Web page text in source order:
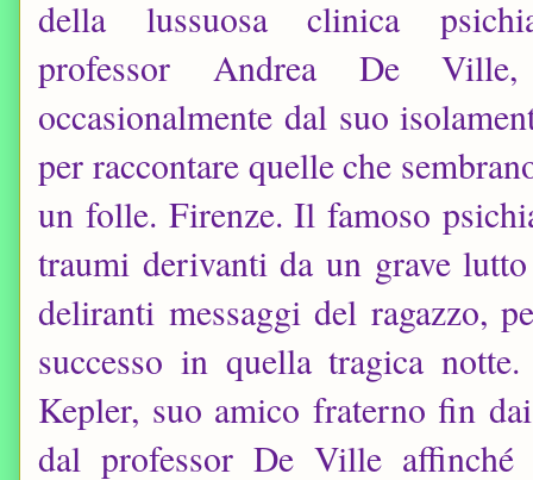
della lussuosa clinica
professor Andrea De Ville,
occasionalmente dal suo
per raccontare quelle che
un folle. Firenze. Il famoso
traumi derivanti da un grave
deliranti messaggi del ragazzo,
successo in quella tragica
Kepler, suo amico fraterno fin
dal professor De Ville affinché